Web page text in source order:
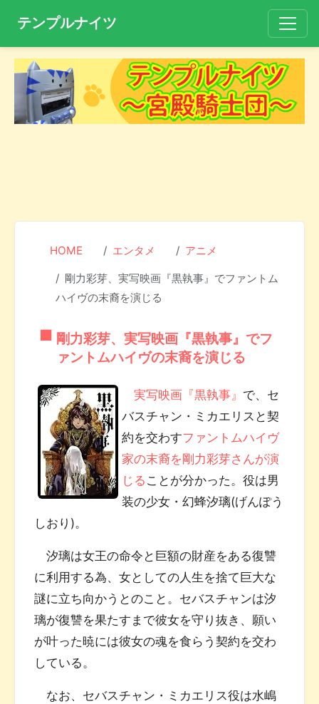
テンプルナイツ
HOME エンタメ アニメ
剛力彩芽、実写映画『黒執事』でファントム
ハイヴの末裔を演じる
剛力彩芽、実写映画『黒執事』でフ
ァントムハイヴの末裔を演じる
実写映画『黒執事』 で、セ
バスチャン・ミカエリスと契
約を交わすファントムハイヴ
家の末裔を剛力彩芽さんが演
じる ことが分かった。役は男
装の少女・幻蜂汐璃(げんぽう
しおり)。
汐璃は女王の命令と巨額の財産をある復讐
に利用する為、女としての人生を捨て巨大な
謎に立ち向かうとのこと。セバスチャンは汐
璃が復讐を果たすまで彼女を守り抜き、願い
が叶った暁には彼女の魂を食らう契約を交わ
している。
なお、セバスチャン・ミカエリス役は水嶋